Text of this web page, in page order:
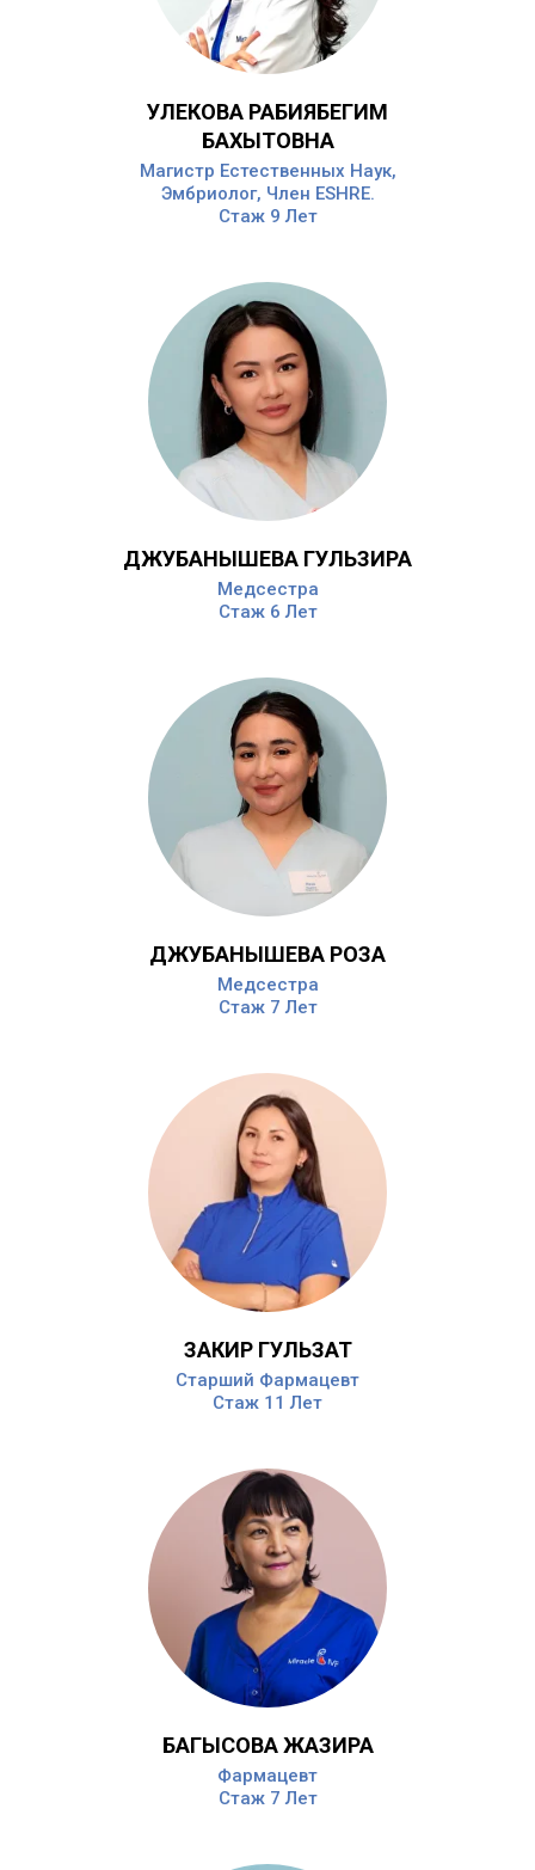
УЛЕКОВА РАБИЯБЕГИМ
БАХЫТОВНА
Магистр Естественных Наук,
Эмбриолог, Член ESHRE.
Стаж 9 Лет
ДЖУБАНЫШЕВА ГУЛЬЗИРА
Медсестра
Стаж 6 Лет
ДЖУБАНЫШЕВА РОЗА
Медсестра
Стаж 7 Лет
ЗАКИР ГУЛЬЗАТ
Старший Фармацевт
Стаж 11 Лет
БАГЫСОВА ЖАЗИРА
Фармацевт
Стаж 7 Лет